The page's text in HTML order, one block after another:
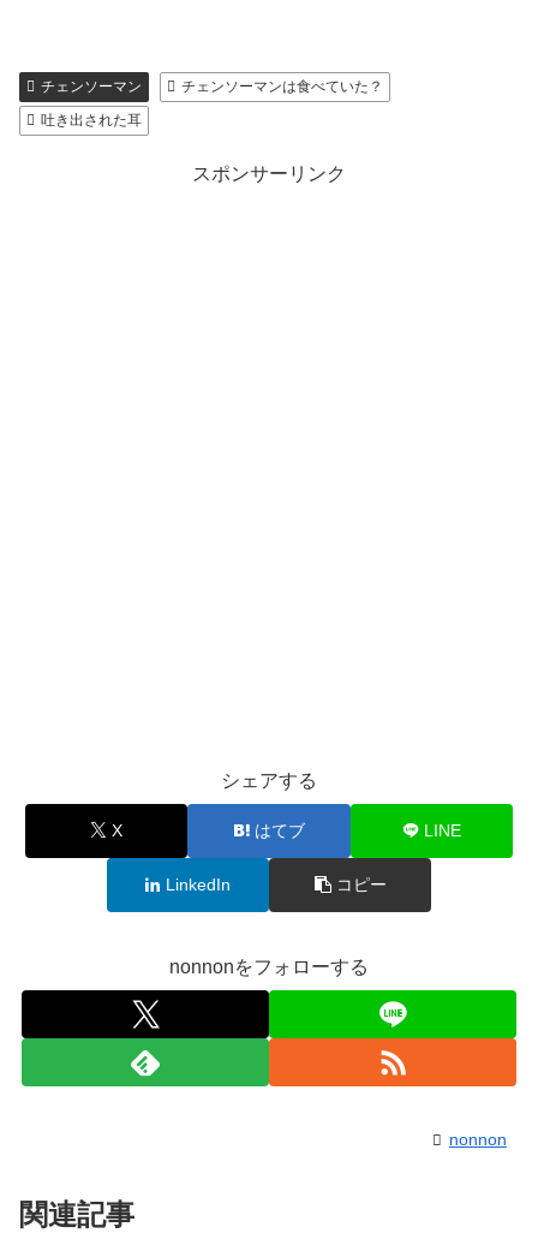
チェンソーマン
チェンソーマンは食べていた？
吐き出された耳
スポンサーリンク
シェアする
X はてブ LINE
LinkedIn コピー
nonnonをフォローする
nonnon
関連記事